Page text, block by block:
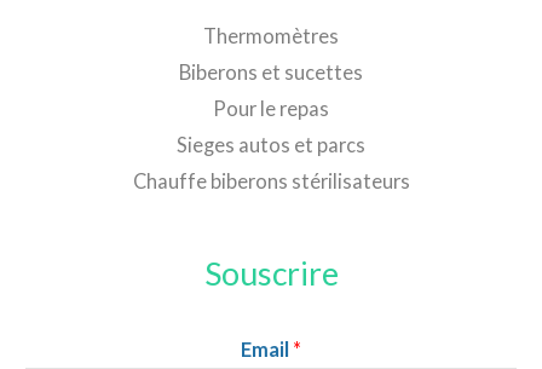
Thermomètres
Biberons et sucettes
Pour le repas
Sieges autos et parcs
Chauffe biberons stérilisateurs
Souscrire
Email *